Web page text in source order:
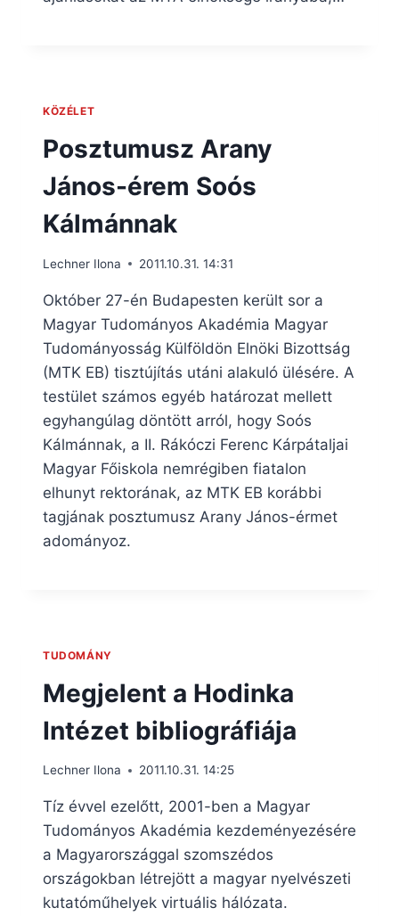
KÖZÉLET
Posztumusz Arany
János-érem Soós
Kálmánnak
Lechner Ilona 2011.10.31. 14:31
Október 27-én Budapesten került sor a
Magyar Tudományos Akadémia Magyar
Tudományosság Külföldön Elnöki Bizottság
(MTK EB) tisztújítás utáni alakuló ülésére. A
testület számos egyéb határozat mellett
egyhangúlag döntött arról, hogy Soós
Kálmánnak, a II. Rákóczi Ferenc Kárpátaljai
Magyar Főiskola nemrégiben fiatalon
elhunyt rektorának, az MTK EB korábbi
tagjának posztumusz Arany János-érmet
adományoz.
TUDOMÁNY
Megjelent a Hodinka
Intézet bibliográfiája
Lechner Ilona 2011.10.31. 14:25
Tíz évvel ezelőtt, 2001-ben a Magyar
Tudományos Akadémia kezdeményezésére
a Magyarországgal szomszédos
országokban létrejött a magyar nyelvészeti
kutatóműhelyek virtuális hálózata.